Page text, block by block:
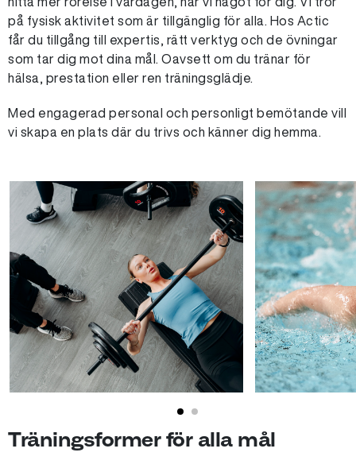
på fysisk aktivitet som är tillgänglig för alla. Hos Actic
får du tillgång till expertis, rätt verktyg och de övningar
som tar dig mot dina mål. Oavsett om du tränar för
hälsa, prestation eller ren träningsglädje.
Med engagerad personal och personligt bemötande vill
vi skapa en plats där du trivs och känner dig hemma.
Träningsformer för alla mål